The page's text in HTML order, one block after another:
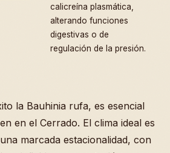
calicreína plasmática,
alterando funciones
digestivas o de
regulación de la presión.
la Bauhinia rufa, es esencial
en el Cerrado. El clima ideal es
marcada estacionalidad, con